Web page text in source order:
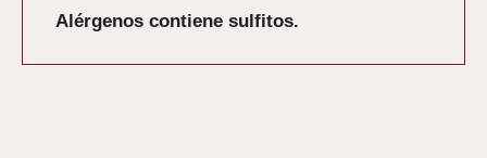
Alérgenos contiene sulfitos.